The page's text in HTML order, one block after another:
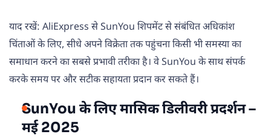
याद रखें: AliExpress से SunYou शिपमेंट से संबंधित अधिकांश
चिंताओं के लिए, सीधे अपने विक्रेता तक पहुंचना किसी भी समस्या का
समाधान करने का सबसे प्रभावी तरीका है। वे SunYou के साथ संपर्क
करके समय पर और सटीक सहायता प्रदान कर सकते हैं।
SunYou के लिए मासिक डिलीवरी प्रदर्शन –
मई 2025